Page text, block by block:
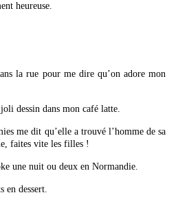
heureuse.
la rue pour me dire qu’on adore mon
dessin dans mon café latte.
me dit qu’elle a trouvé l’homme de sa
faites vite les filles !
une nuit ou deux en Normandie.
en dessert.